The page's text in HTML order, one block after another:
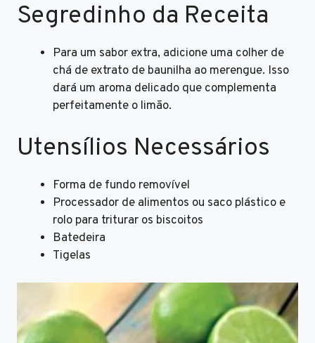
Segredinho da Receita
Para um sabor extra, adicione uma colher de
chá de extrato de baunilha ao merengue. Isso
dará um aroma delicado que complementa
perfeitamente o limão.
Utensílios Necessários
Forma de fundo removível
Processador de alimentos ou saco plástico e
rolo para triturar os biscoitos
Batedeira
Tigelas